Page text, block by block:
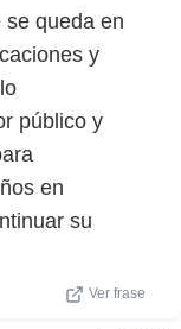
se queda en
y
público y
en
su
Ver frase